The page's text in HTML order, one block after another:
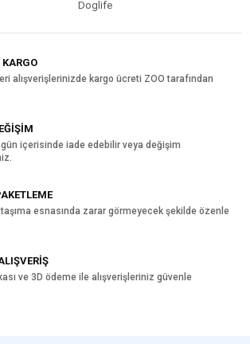
Doglife
KARGO
alışverişlerinizde kargo ücreti ZOO tarafından
içerisinde iade edebilir veya değişim
esnasında zarar görmeyecek şekilde özenle
ve 3D ödeme ile alışverişleriniz güvenle